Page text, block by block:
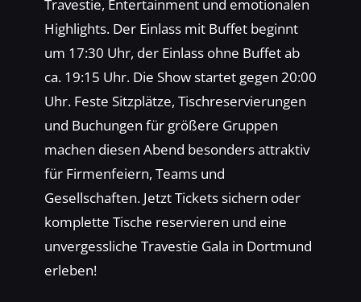
Travestie, Entertainment und emotionalen
Highlights. Der Einlass mit Buffet beginnt
um 17:30 Uhr, der Einlass ohne Buffet ab
ca. 19:15 Uhr. Die Show startet gegen 20:00
Uhr. Feste Sitzplätze, Tischreservierungen
und Buchungen für größere Gruppen
machen diesen Abend besonders attraktiv
für Firmenfeiern, Teams und
Gesellschaften. Jetzt Tickets sichern oder
komplette Tische reservieren und eine
unvergessliche Travestie Gala in Dortmund
erleben!